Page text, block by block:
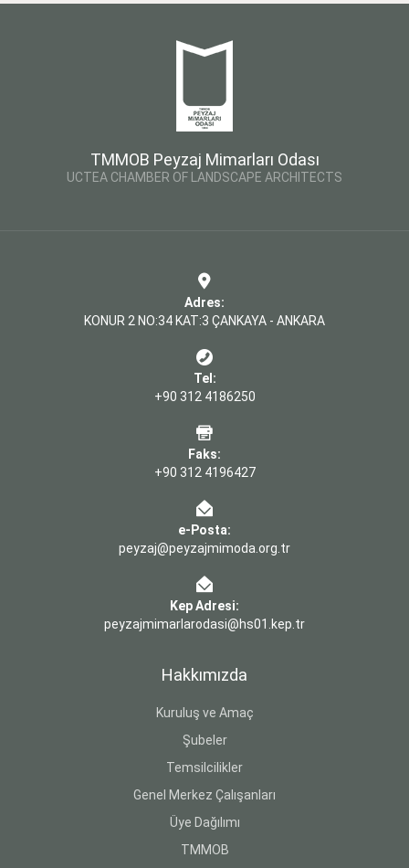
TMMOB Peyzaj Mimarları Odası
UCTEA CHAMBER OF LANDSCAPE ARCHITECTS
Adres:
KONUR 2 NO:34 KAT:3 ÇANKAYA - ANKARA
Tel:
+90 312 4186250
Faks:
+90 312 4196427
e-Posta:
peyzaj@peyzajmimoda.org.tr
Kep Adresi:
peyzajmimarlarodasi@hs01.kep.tr
Hakkımızda
Kuruluş ve Amaç
Şubeler
Temsilcilikler
Genel Merkez Çalışanları
Üye Dağılımı
TMMOB